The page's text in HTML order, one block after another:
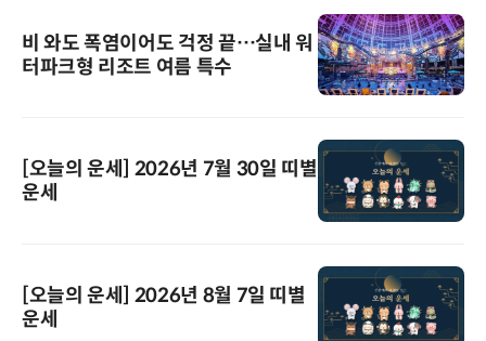
비 와도 폭염이어도 걱정 끝…실내 워
터파크형 리조트 여름 특수
[오늘의 운세] 2026년 7월 30일 띠별
운세
[오늘의 운세] 2026년 8월 7일 띠별
운세